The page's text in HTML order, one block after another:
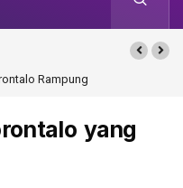
Rampung
yang